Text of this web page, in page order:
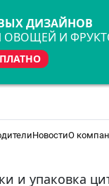
ДИЗАЙНОВ
ОВОЩЕЙ И
НовостиО
и упаковка